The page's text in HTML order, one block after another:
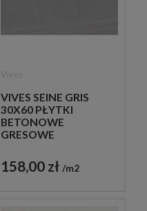
VIVES SEINE GRIS
30X60 PŁYTKI
BETONOWE
GRESOWE
158,00 zł m2